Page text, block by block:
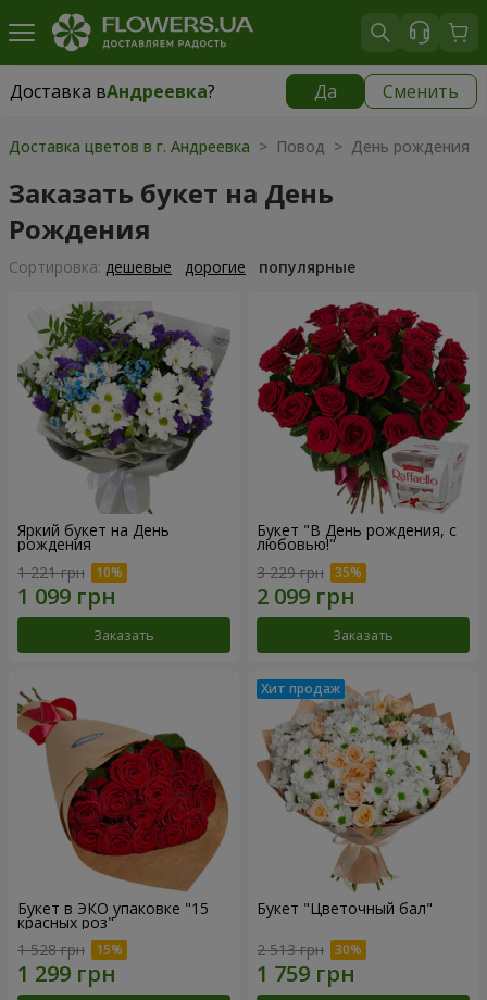
Доставка вАндреевка? Да Сменить
Доставка вАндреевка|
Доставка цветов в г. Андреевка > Повод > День рождения
Заказать букет на День
Рождения
Cортировка: дешевые дорогие популярные
Яркий букет на День
рождения
1 221 грн
Заказать
Букет "В День рождения, с
любовью!"
3 229 грн
Заказать
Букет в ЭКО упаковке "15
красных роз"
1 528 грн
Букет "Цветочный бал"
2 513 грн